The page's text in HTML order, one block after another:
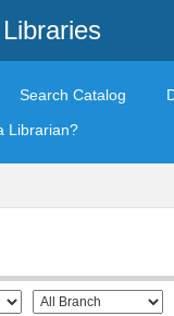
Search Catalog
Librarian?